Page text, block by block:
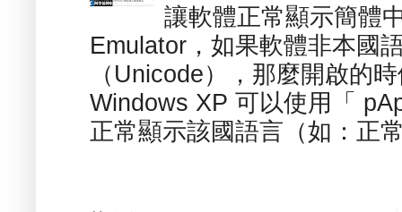
讓軟體正常顯示簡體
Emulator，如果軟體非本國
（Unicode），那麼開啟的
Windows XP 可以使用「
正常顯示該國語言（如：正